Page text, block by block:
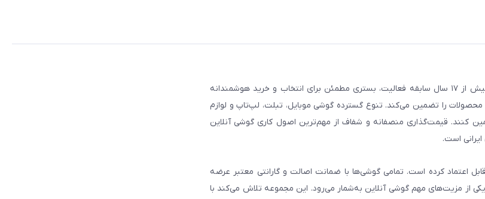
فروشگاه گوشی آنلاین به‌عنوان یکی از مراجع تخصصی خرید لوازم دیجیتال در ایران، با بیش از ۱۷ سال سابقه فعالیت، بستری مطمئن برای انتخاب و خرید هوشمندانه
را تضمین می‌کند. تنوع گسترده گوشی موبایل، تبلت، لپ‌تاپ و لوازم
کنند. قیمت‌گذاری منصفانه و شفاف از مهم‌ترین اصول کاری گوشی آنلاین
است.
اعتماد کرده است. تمامی گوشی‌ها با ضمانت اصالت و گارانتی معتبر عرضه
از مزیت‌های مهم گوشی آنلاین به‌شمار می‌رود. این مجموعه تلاش می‌کند با